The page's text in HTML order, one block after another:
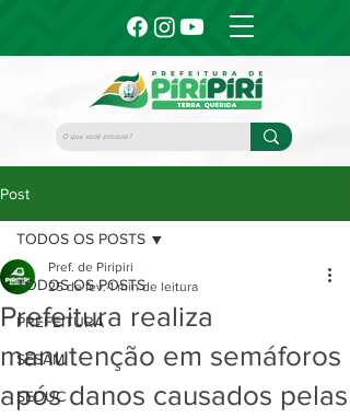
Post
TODOS OS POSTS
PREFEITURA
SESAM
SEDUC
TODOS OS POSTS
Prefeitura realiza
manutenção em semáforos
após danos causados pelas
Pref. de Piripiri
25 de fev. 1 min de leitura